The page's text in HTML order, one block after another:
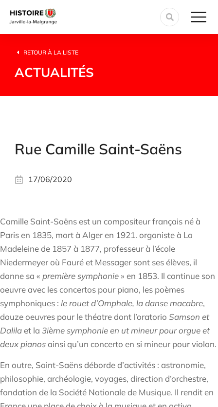
RETOUR À LA LISTE
ACTUALITÉS
Rue Camille Saint-Saëns
17/06/2020
Camille Saint-Saëns est un compositeur français né à
Paris en 1835, mort à Alger en 1921. organiste à La
Madeleine de 1857 à 1877, professeur à l’école
Niedermeyer où Fauré et Messager sont ses élèves, il
donne sa « première symphonie » en 1853. Il continue son
oeuvre avec les concertos pour piano, les poèmes
symphoniques : le rouet d’Omphale, la danse macabre,
douze oeuvres pour le théatre dont l’oratorio Samson et
Dalilaet la 3ième symphonie en ut mineur pour orgue et
deux pianosainsi qu’un concerto en si mineur pour violon.
En outre, Saint-Saëns déborde d’activités : astronomie,
philosophie, archéologie, voyages, direction d’orchestre,
fondation de la Société Nationale de Musique. Il rendit en